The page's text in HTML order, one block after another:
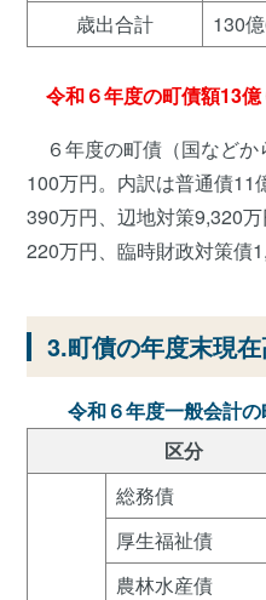
歳出合計
130
令和６年度の町債額13億
６年度の町債（国などか
100万円。内訳は普通債11
390万円、辺地対策9,320
220万円、臨時財政対策債
3.町債の年度末現在
令和６年度一般会計
区分
総務
厚生福祉債
農林水産債